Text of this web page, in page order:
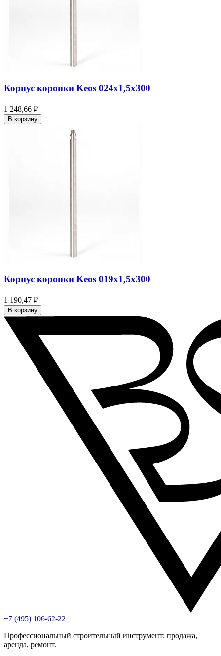
Корпус коронки Keos 024x1,5x300
1 248,66 ₽
В корзину
Корпус коронки Keos 019x1,5x300
1 190,47 ₽
В корзину
+7 (495) 106-62-22
Профессиональный строительный инструмент: продажа,
аренда, ремонт.